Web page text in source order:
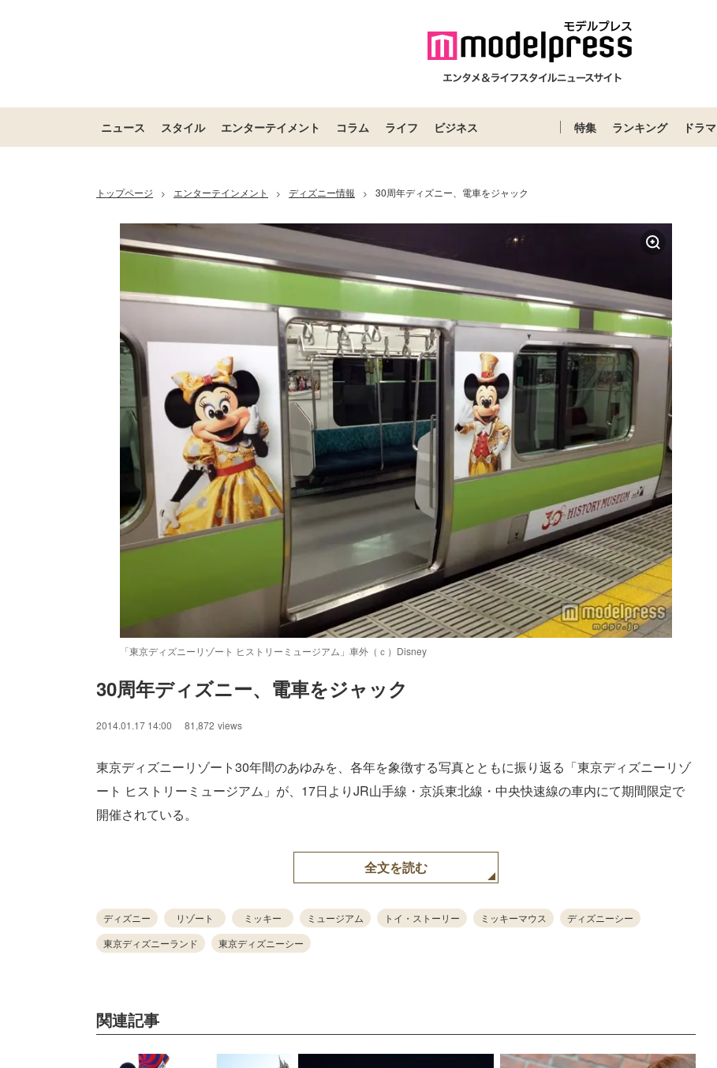
ニュース スタイル エンターテイメント コラム ライフ ビジネス 特集 ランキング ドラマ
トップページ > エンターテインメント > ディズニー情報 > 30周年ディズニー、電車をジャック
「東京ディズニーリゾート ヒストリーミュージアム」車外（ｃ）Disney
30周年ディズニー、電車をジャック
2014.01.17 14:00 81,872 views
東京ディズニーリゾート30年間のあゆみを、各年を象徴する写真とともに振り返る「東京ディズニーリゾ
ート ヒストリーミュージアム」が、17日よりJR山手線・京浜東北線・中央快速線の車内にて期間限定で
開催されている。
全文を読む
ディズニー リゾート ミッキー ミュージアム トイ・ストーリー ミッキーマウス
ディズニーシー
東京ディズニーランド
東京ディズニーシー
関連記事